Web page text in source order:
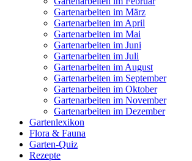
Gartenarbeiten im März
Gartenarbeiten im April
Gartenarbeiten im Mai
Gartenarbeiten im Juni
Gartenarbeiten im Juli
Gartenarbeiten im August
Gartenarbeiten im September
Gartenarbeiten im Oktober
Gartenarbeiten im November
Gartenarbeiten im Dezember
Gartenlexikon
Flora & Fauna
Garten-Quiz
Rezepte